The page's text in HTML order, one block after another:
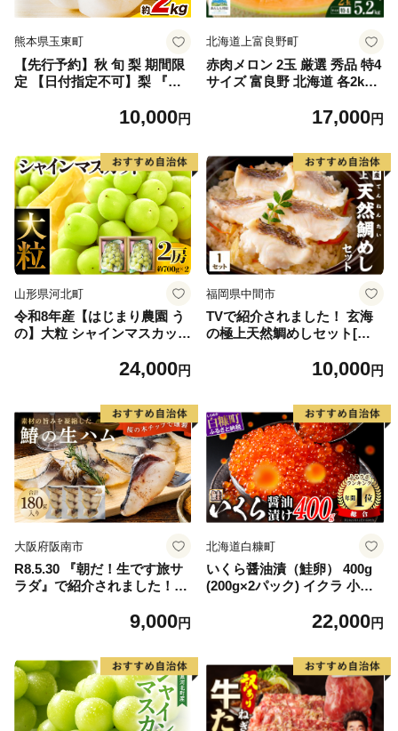
熊本県玉東町
【先行予約】秋 旬 梨 期間限
定 【日付指定不可】梨 『松
ぷり 約2kg 5-7玉前後 《7月
田農園』なし 果物 スイーツ
フルーツ デザート スムージ
ー SDG`s
10,000円
北海道上富良野町
赤肉メロン 2玉 厳選 秀品 特4
サイズ 富良野 北海道 各2kg
富良野 メロン めろん 果物 く
17,000円
山形県河北町
令和8年産【はじまり農園 う
の】大粒 シャインマスカット
河北町産 【河北町観光物産協
24,000円
福岡県中間市
TVで紹介されました！ 玄海
の極上天然鯛めしセット[鯛
だし]【010-0001】10,000円
大阪府阪南市
R8.5.30 『朝だ！生です旅サ
ラダ』で紹介されました！朝
生ハム ×3パック（1パックあ
9,000円
北海道白糠町
いくら醤油漬（鮭卵） 400g
(200g×2パック) イクラ 小分
くら醤油漬け 鮭 鮭卵 ikura
大好評品 北海道 白糠町
22,000円